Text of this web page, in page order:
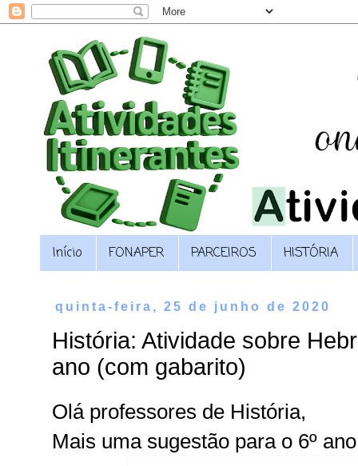
Início FONAPER PARCEIROS HISTÓRIA
quinta-feira, 25 de junho de 2020
História: Atividade sobre
ano (com gabarito)
Olá professores de História,
Mais uma sugestão para o 6º